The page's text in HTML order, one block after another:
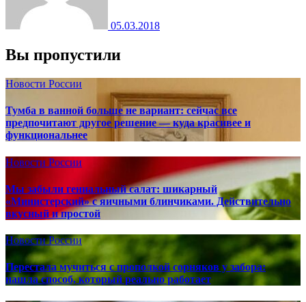
05.03.2018
Вы пропустили
Новости России
Тумба в ванной больше не вариант: сейчас все
предпочитают другое решение — куда красивее и
функциональнее
Новости России
Мы забыли гениальный салат: шикарный
«Министерский» с яичными блинчиками. Действительно
вкусный и простой
Новости России
Перестала мучиться с прополкой сорняков у забора:
нашла способ, который реально работает